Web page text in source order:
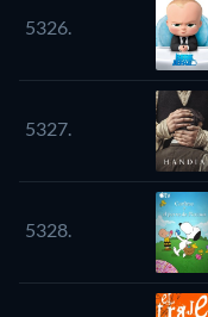
5326.
5327.
5328.